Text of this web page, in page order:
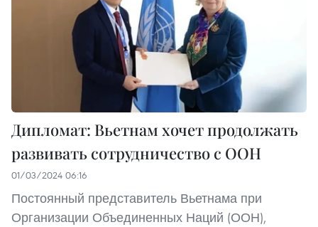
Дипломат: Вьетнам хочет продолжать
развивать сотрудничество с ООН
01/03/2024 06:16
Постоянный представитель Вьетнама при
Организации Объединенных Наций (ООН),